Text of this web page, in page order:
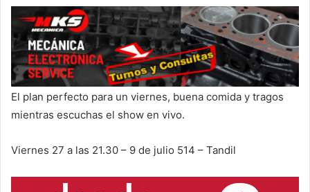
El plan perfecto para un viernes, buena comida y tragos
mientras escuchas el show en vivo.
Viernes 27 a las 21.30 – 9 de julio 514 – Tandil